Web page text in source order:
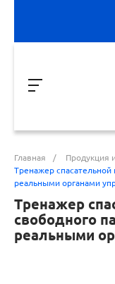
Главная / Продукция
Тренажер спасательной
реальными органами
Тренажер
свободного
реальными